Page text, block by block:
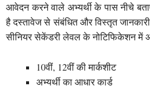
आवेदन करने वाले अभ्यर्थी के पास नीचे
है दस्तावेज से संबंधित और विस्तृत
सीनियर सेकेंडरी लेवल के नोटिफिकेशन में
10वीं, 12वीं की मार्कशीट
अभ्यर्थी का आधार कार्ड